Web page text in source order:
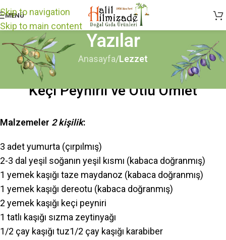
Skip to navigation
Skip to main content
MENÜ
Yazılar
Anasayfa/Lezzet
Keçi Peynirli ve Otlu Omlet
Malzemeler 2 kişilik:
3 adet yumurta (çırpılmış)
2-3 dal yeşil soğanın yeşil kısmı (kabaca doğranmış)
1 yemek kaşığı taze maydanoz (kabaca doğranmış)
1 yemek kaşığı dereotu (kabaca doğranmış)
2 yemek kaşığı keçi peyniri
1 tatlı kaşığı sızma zeytinyağı
1/2 çay kaşığı tuz1/2 çay kaşığı karabiber